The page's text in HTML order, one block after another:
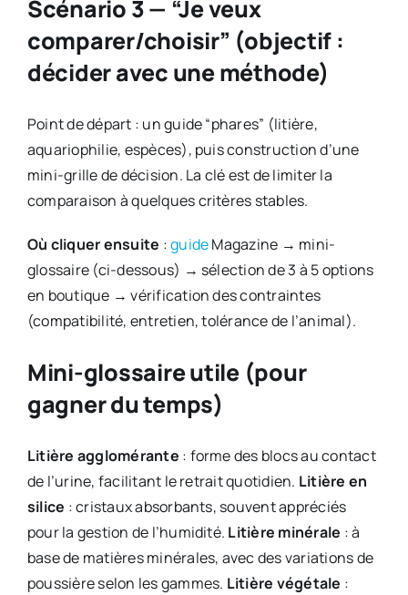
Scénario 3 — “Je veux
comparer/choisir” (objectif :
décider avec une méthode)
Point de départ : un guide “phares” (litière,
aquariophilie, espèces), puis construction d’une
mini-grille de décision. La clé est de limiter la
comparaison à quelques critères stables.
Où cliquer ensuite :guideMagazine → mini-
glossaire (ci-dessous) → sélection de 3 à 5 options
en boutique → vérification des contraintes
(compatibilité, entretien, tolérance de l’animal).
Mini-glossaire utile (pour
gagner du temps)
Litière agglomérante : forme des blocs au contact
de l’urine, facilitant le retrait quotidien. Litière en
silice : cristaux absorbants, souvent appréciés
pour la gestion de l’humidité. Litière minérale : à
base de matières minérales, avec des variations de
poussière selon les gammes. Litière végétale :